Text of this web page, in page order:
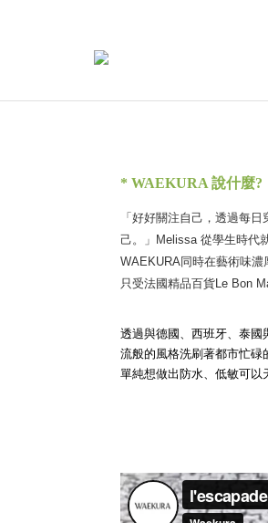
* WAEKURA 說什麼?
「好好關注自己，透過每
己。」Melissa 從學生時代
WAEKURA同時在藝術味
只受法國精品百貨Le Bon
透過與德國、西班牙、泰國
流般的風格洗刷著都市忙碌
單純想做出防水、低敏可以